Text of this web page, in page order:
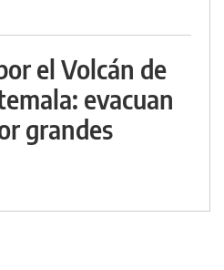
el Volcán de
evacuan
grandes